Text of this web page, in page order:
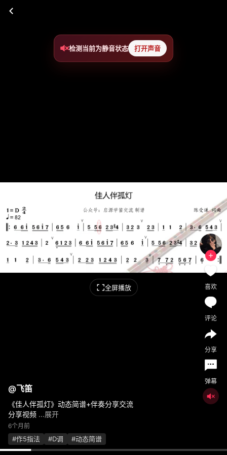
全屏播放
检测当前为静音状态 打开声音
@飞笛
《佳人伴孤灯》动态简谱+伴奏分享交流
分享视频 ...展开
6个月前
#作5指法 #D调 #动态简谱
喜欢
评论
分享
弹幕